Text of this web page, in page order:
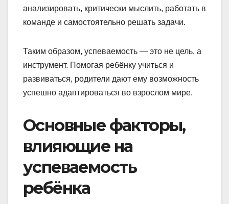
анализировать, критически мыслить, работать в
команде и самостоятельно решать задачи.
Таким образом, успеваемость — это не цель, а
инструмент. Помогая ребёнку учиться и
развиваться, родители дают ему возможность
успешно адаптироваться во взрослом мире.
Основные факторы,
влияющие на
успеваемость
ребёнка